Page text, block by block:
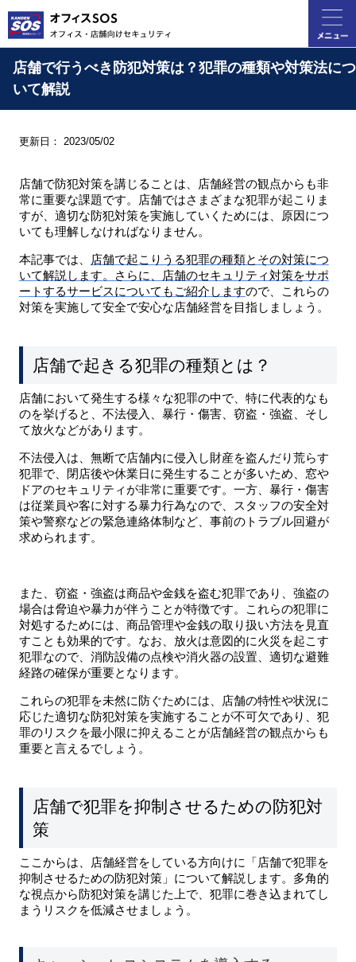
店舗で行うべき防犯対策は？犯罪の種類や対策法につ
いて解説
更新日： 2023/05/02
店舗で防犯対策を講じることは、店舗経営の観点からも非
常に重要な課題です。店舗ではさまざまな犯罪が起こりま
すが、適切な防犯対策を実施していくためには、原因につ
いても理解しなければなりません。
本記事では、
店舗で起こりうる犯罪の種類とその対策につ
いて解説します。さらに、店舗のセキュリティ対策をサポ
ートするサービスについてもご紹介しますので、これらの
対策を実施して安全で安心な店舗経営を目指しましょう。
店舗で起きる犯罪の種類とは？
店舗において発生する様々な犯罪の中で、特に代表的なも
のを挙げると、不法侵入、暴行・傷害、窃盗・強盗、そし
て放火などがあります。
不法侵入は、無断で店舗内に侵入し財産を盗んだり荒らす
犯罪で、閉店後や休業日に発生することが多いため、窓や
ドアのセキュリティが非常に重要です。一方、暴行・傷害
は従業員や客に対する暴力行為なので、スタッフの安全対
策や警察などの緊急連絡体制など、事前のトラブル回避が
求められます。
また、窃盗・強盗は商品や金銭を盗む犯罪であり、強盗の
場合は脅迫や暴力が伴うことが特徴です。これらの犯罪に
対処するためには、商品管理や金銭の取り扱い方法を見直
すことも効果的です。なお、放火は意図的に火災を起こす
犯罪なので、消防設備の点検や消火器の設置、適切な避難
経路の確保が重要となります。
これらの犯罪を未然に防ぐためには、店舗の特性や状況に
応じた適切な防犯対策を実施することが不可欠であり、犯
罪のリスクを最小限に抑えることが店舗経営の観点からも
重要と言えるでしょう。
店舗で犯罪を抑制させるための防犯対
策
ここからは、店舗経営をしている方向けに「店舗で犯罪を
抑制させるための防犯対策」について解説します。多角的
な視点から防犯対策を講じた上で、犯罪に巻き込まれてし
まうリスクを低減させましょう。